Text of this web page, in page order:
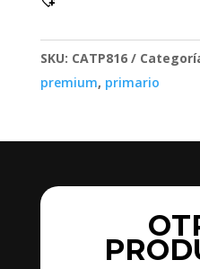
SKU: CATP816
premium, primario